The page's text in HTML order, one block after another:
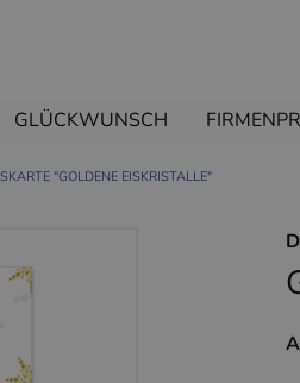
GLÜCKWUNSCH
"GOLDENE EISKRISTALLE"